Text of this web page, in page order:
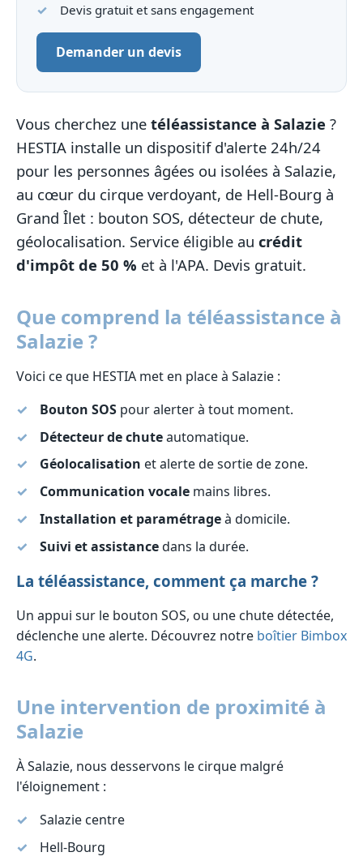
Devis gratuit et sans engagement
Demander un devis
Vous cherchez une téléassistance à Salazie ?
HESTIA installe un dispositif d'alerte 24h/24
pour les personnes âgées ou isolées à Salazie,
au cœur du cirque verdoyant, de Hell-Bourg à
Grand Îlet : bouton SOS, détecteur de chute,
géolocalisation. Service éligible au crédit
d'impôt de 50 % et à l'APA. Devis gratuit.
Que comprend la téléassistance à
Salazie ?
Voici ce que HESTIA met en place à Salazie :
Bouton SOSpour alerter à tout moment.
Détecteur de chuteautomatique.
Géolocalisation et alerte de sortie de zone.
Communication vocalemains libres.
Installation et paramétrageà domicile.
Suivi et assistancedans la durée.
La téléassistance, comment ça marche ?
Un appui sur le bouton SOS, ou une chute détectée,
déclenche une alerte. Découvrez notre boîtier Bimbox
4G.
Une intervention de proximité à
Salazie
À Salazie, nous desservons le cirque malgré
l'éloignement :
Salazie centre
Hell-Bourg